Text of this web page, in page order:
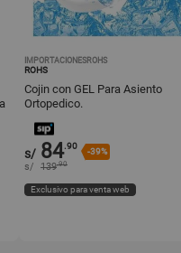
IMPORTACIONESROHS
ROHS
Cojin con GEL Para Asiento
Ortopedico.
s/ 84.90
-39%
s/ 139.90
Exclusivo para venta web